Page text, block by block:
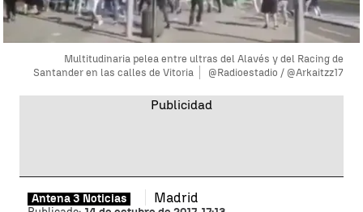
Multitudinaria pelea entre ultras del Alavés y del Racing de
Santander en las calles de Vitoria
@Radioestadio / @Arkaitzz17
Antena 3 Noticias Madrid